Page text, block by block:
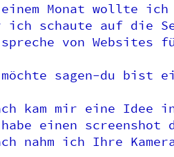
Monat wollte
ich schaute auf die
von Websites
sagen-du bist
kam mir eine Idee
einen screenshot
nahm ich Ihre